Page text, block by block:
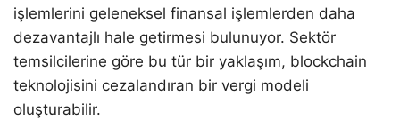
işlemlerini geleneksel finansal işlemlerden daha
dezavantajlı hale getirmesi bulunuyor. Sektör
temsilcilerine göre bu tür bir yaklaşım, blockchain
teknolojisini cezalandıran bir vergi modeli
oluşturabilir.